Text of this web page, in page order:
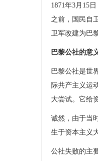
1871年3月15
之前，国民自
卫军改建为巴
巴黎公社的意
巴黎公社是世
际共产主义运
大尝试。它给
诚然，由于当
生于资本主义
公社失败的主